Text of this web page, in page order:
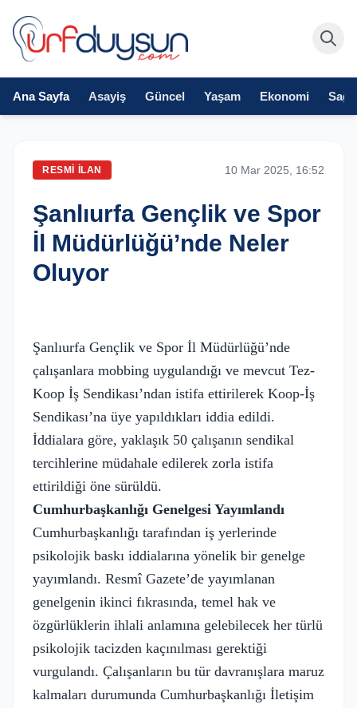
Ana Sayfa Asayiş Güncel Yaşam Ekonomi
RESMI İLAN 10 Mar 2025, 16:52
Şanlıurfa Gençlik ve Spor
İl Müdürlüğü’nde Neler
Oluyor
Şanlıurfa Gençlik ve Spor İl Müdürlüğü’nde
çalışanlara mobbing uygulandığı ve mevcut Tez-
Koop İş Sendikası’ndan istifa ettirilerek Koop-İş
Sendikası’na üye yapıldıkları iddia edildi.
İddialara göre, yaklaşık 50 çalışanın sendikal
tercihlerine müdahale edilerek zorla istifa
ettirildiği öne sürüldü.
Cumhurbaşkanlığı Genelgesi Yayımlandı
Cumhurbaşkanlığı tarafından iş yerlerinde
psikolojik baskı iddialarına yönelik bir genelge
yayımlandı. Resmî Gazete’de yayımlanan
genelgenin ikinci fıkrasında, temel hak ve
özgürlüklerin ihlali anlamına gelebilecek her türlü
psikolojik tacizden kaçınılması gerektiği
vurgulandı. Çalışanların bu tür davranışlara maruz
kalmaları durumunda Cumhurbaşkanlığı İletişim